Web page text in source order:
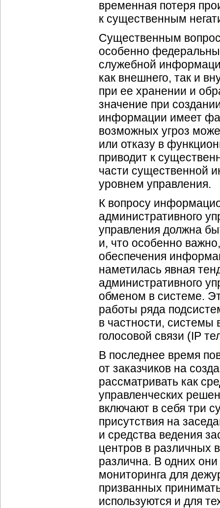
временная потеря
к существенным
Существенным
особенно
служебной
как внешнего, так и
при ее хранении и
значение при
информации имеет
возможных угроз
или отказу в
приводит к
части существенной
уровнем управления.
К вопросу
административного
управления должна
и, что особенно
обеспечения
наметилась явная
административного
обменом в системе.
работы ряда
в частности,
голосовой связи (IP
В последнее время
от заказчиков на
рассматривать как
управленческих
включают в себя три
присутствия на
и средства ведения
центров в различных
различна. В одних
мониторинга для
призванных
используются и для